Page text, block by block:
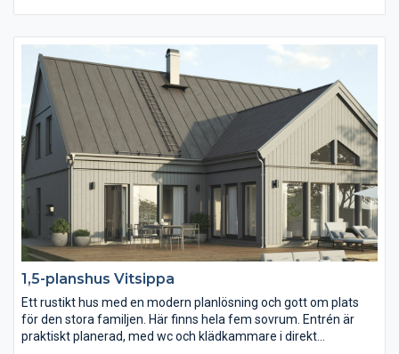
har en egen sovrumsdel i anslutning till det rejäla allrummet (de
kan t o m ha egen ingång via tvättrummet). Med fyra stora
sovrum, två badrum och separat gästtoalett klarar Symmetri
alla livets skeden.
1,5-planshus Vitsippa
Ett rustikt hus med en modern planlösning och gott om plats
för den stora familjen. Här finns hela fem sovrum. Entrén är
praktiskt planerad, med wc och klädkammare i direkt